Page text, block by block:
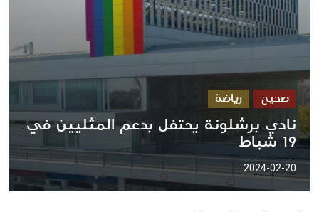
صحيح رياضة
نادي برشلونة يحتفل بدعم المثليين في
19 شباط
2024-02-20